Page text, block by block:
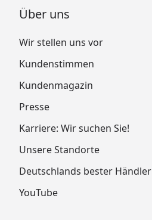
Über uns
Wir stellen uns vor
Kundenstimmen
Kundenmagazin
Presse
Karriere: Wir suchen Sie!
Unsere Standorte
Deutschlands bester Händler
YouTube